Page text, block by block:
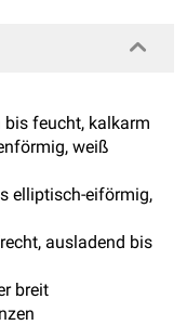
feucht, kalkarm
weiß
elliptisch-eiförmig,
ausladend bis
breit